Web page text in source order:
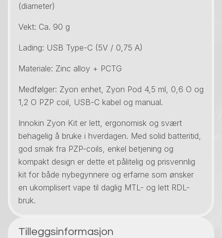
(diameter)
Vekt: Ca. 90 g
Lading: USB Type-C (5V / 0,75 A)
Materiale: Zinc alloy + PCTG
Medfølger: Zyon enhet, Zyon Pod 4,5 ml, 0,6 O og
1,2 O PZP coil, USB-C kabel og manual.
Innokin Zyon Kit er lett, ergonomisk og svært
behagelig å bruke i hverdagen. Med solid batteritid,
god smak fra PZP-coils, enkel betjening og
kompakt design er dette et pålitelig og prisvennlig
kit for både nybegynnere og erfarne som ønsker
en ukomplisert vape til daglig MTL- og lett RDL-
bruk.
Tilleggsinformasjon